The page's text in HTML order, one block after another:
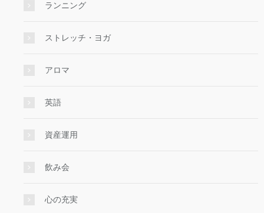
ランニング
ストレッチ・ヨガ
アロマ
英語
資産運用
飲み会
心の充実